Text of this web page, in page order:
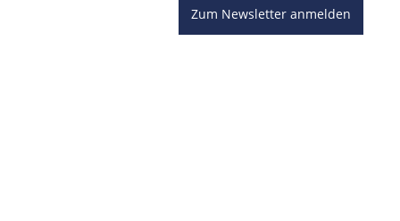
Zum Newsletter anmelden